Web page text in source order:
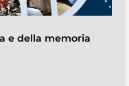
e della memoria